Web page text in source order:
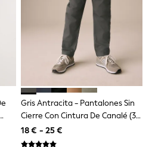
Gris Antracita - Pantalones Sin
Cierre Con Cintura De Canalé (3-
16años)
18 € - 25 €